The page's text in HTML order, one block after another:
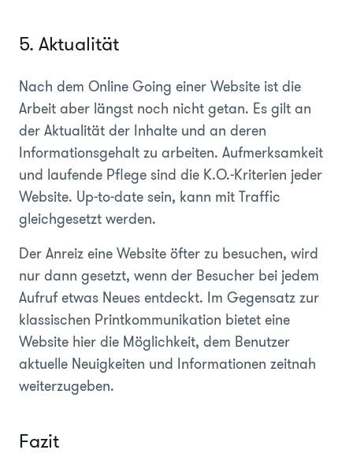
5. Aktualität
Nach dem Online Going einer Website ist die
Arbeit aber längst noch nicht getan. Es gilt an
der Aktualität der Inhalte und an deren
Informationsgehalt zu arbeiten. Aufmerksamkeit
und laufende Pflege sind die K.O.-Kriterien jeder
Website. Up-to-date sein, kann mit Traffic
gleichgesetzt werden.
Der Anreiz eine Website öfter zu besuchen, wird
nur dann gesetzt, wenn der Besucher bei jedem
Aufruf etwas Neues entdeckt. Im Gegensatz zur
klassischen Printkommunikation bietet eine
Website hier die Möglichkeit, dem Benutzer
aktuelle Neuigkeiten und Informationen zeitnah
weiterzugeben.
Fazit